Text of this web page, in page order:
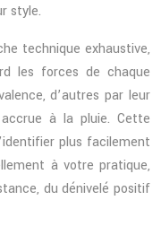
style.
technique exhaustive,
les forces de chaque
d’autres par leur
à la pluie. Cette
plus facilement
à votre pratique,
du dénivelé positif